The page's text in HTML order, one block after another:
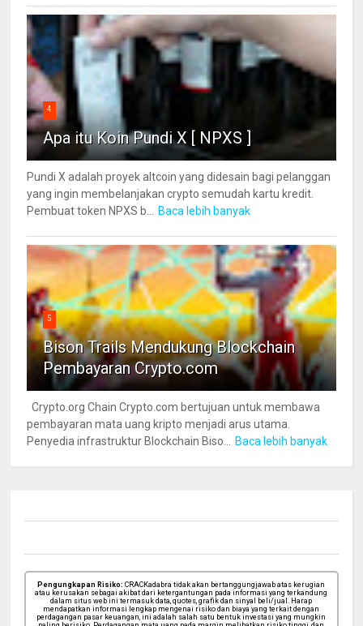
4
Apa itu Koin Pundi X [ NPXS ]
Pundi X adalah proyek altcoin yang didesain bagi pelanggan
yang ingin membelanjakan crypto semudah kartu kredit.
Pembuat token NPXS b... Baca lebih banyak
5
Bison Trails Mendukung Blockchain
Pembayaran Crypto.com
Crypto.org Chain Crypto.com bertujuan untuk membawa
pembayaran mata uang kripto menjadi arus utama.
Penyedia infrastruktur Blockchain Biso... Baca lebih banyak
Pengungkapan Risiko: CRACKadabra tidak akan bertanggungjawab atas kerugian
atau kerusakan sebagai akibat dari ketergantungan pada informasi yang terkandung
dalam situs web ini termasuk data, quotes, grafik dan sinyal beli/jual. Harap
mendapatkan informasi lengkap mengenai risiko dan biaya yang terkait dengan
perdagangan pasar keuangan, ini adalah salah satu bentuk investasi yang mungkin